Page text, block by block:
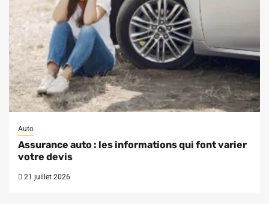
Auto
Assurance auto : les informations qui font varier
votre devis
21 juillet 2026